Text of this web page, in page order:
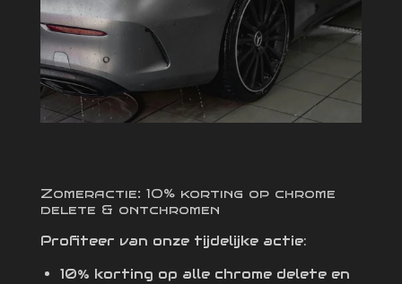
Zomeractie: 10% korting op chrome
delete & ontchromen
Profiteer van onze tijdelijke actie:
10% korting op alle chrome delete en